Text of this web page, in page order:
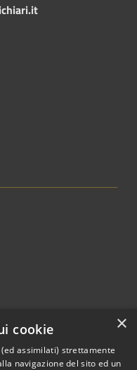
×
cookie
assimilati) strettamente
navigazione del sito ed un